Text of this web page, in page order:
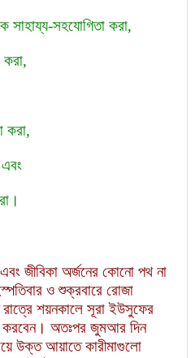
সাহায্য-সহযোগিতা করা,
করা,
করা,
জীবিকা অর্জনের কোনো পথ না
ও শুক্রবারে রোজা
রাত্রে শয়নকালে সূরা ইউসুফের
করবেন। অতঃপর জুমআর দিন
উক্ত আয়াতে কারীমাগুলো